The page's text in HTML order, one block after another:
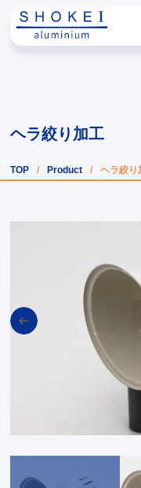
ヘラ絞り加工
TOP / Product / ヘラ絞り